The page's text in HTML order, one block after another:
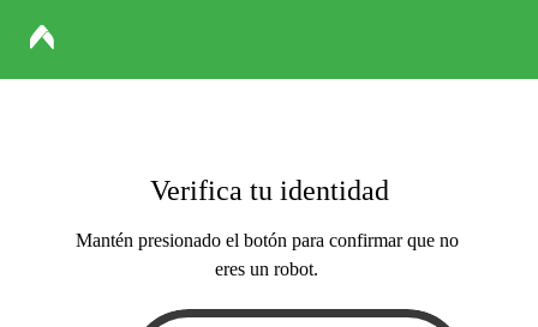
Verifica tu identidad
Mantén presionado el botón para confirmar que no
eres un robot.